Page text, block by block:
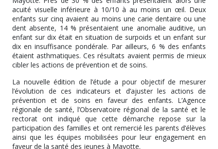
acuité visuelle inférieure à 10/10 à au moins un œil. Deux
enfants sur cinq avaient au moins une carie dentaire ou une
dent absente, 14 % présentaient une anomalie auditive, un
enfant sur dix était en situation de surpoids et un enfant sur
dix en insuffisance pondérale. Par ailleurs, 6 % des enfants
étaient asthmatiques. Ces résultats avaient permis de mieux
cibler les actions de prévention et de soins.
La nouvelle édition de l’étude a pour objectif de mesurer
l’évolution de ces indicateurs et d’ajuster les actions de
prévention et de soins en faveur des enfants. L’Agence
régionale de santé, l’Observatoire régional de la santé et le
rectorat ont indiqué que cette démarche repose sur la
participation des familles et ont remercié les parents d’élèves
ainsi que les équipes mobilisées pour leur engagement en
faveur de la santé des jeunes à Mayotte.